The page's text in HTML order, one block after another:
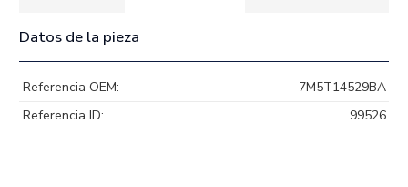
Datos de la pieza
Referencia OEM:
7M5T14529BA
Referencia ID:
99526